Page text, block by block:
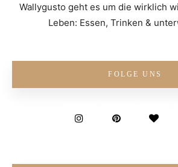
Wallygusto geht es um die wirklich
Leben: Essen, Trinken &
FOLGE UNS